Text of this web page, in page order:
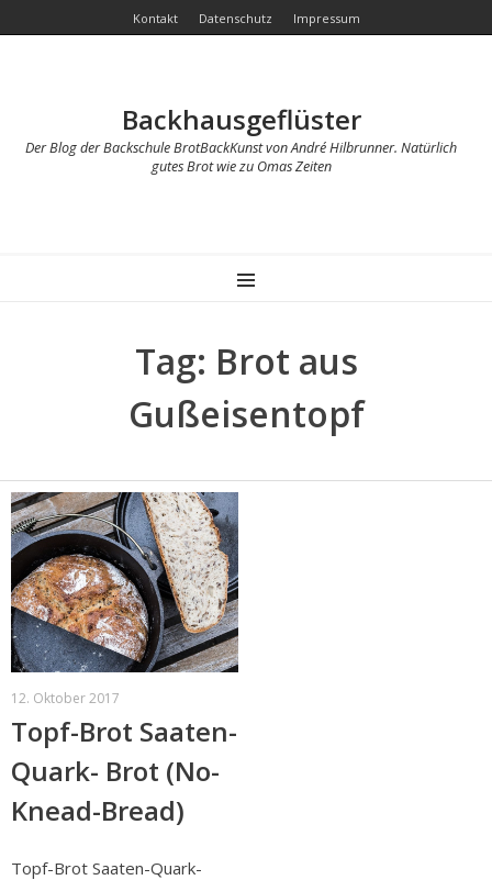
Kontakt Datenschutz Impressum
Backhausgeflüster
Der Blog der Backschule BrotBackKunst von André Hilbrunner. Natürlich
gutes Brot wie zu Omas Zeiten
MENU
Tag: Brot aus
Gußeisentopf
12. Oktober 2017
Topf-Brot Saaten-
Quark- Brot (No-
Knead-Bread)
Topf-Brot Saaten-Quark-